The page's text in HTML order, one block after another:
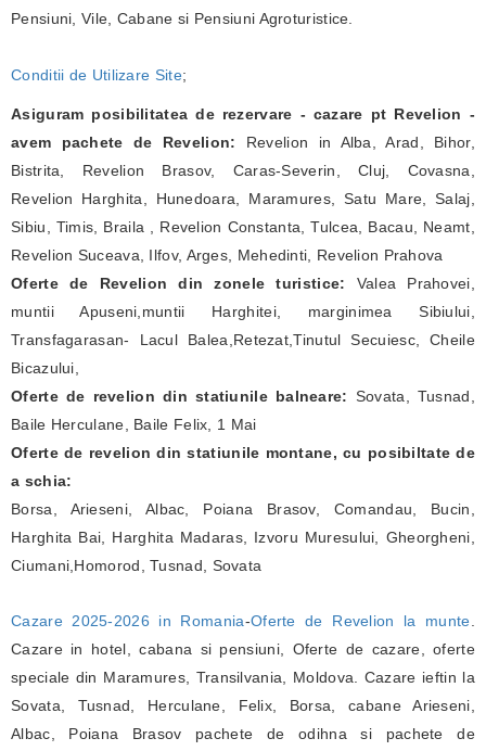
Pensiuni, Vile, Cabane si Pensiuni Agroturistice.
Conditii de Utilizare Site;
Asiguram posibilitatea de rezervare - cazare pt Revelion -
avem pachete de Revelion: Revelion in Alba, Arad, Bihor,
Bistrita, Revelion Brasov, Caras-Severin, Cluj, Covasna,
Revelion Harghita, Hunedoara, Maramures, Satu Mare, Salaj,
Sibiu, Timis, Braila , Revelion Constanta, Tulcea, Bacau, Neamt,
Revelion Suceava, Ilfov, Arges, Mehedinti, Revelion Prahova
Oferte de Revelion din zonele turistice: Valea Prahovei,
muntii Apuseni,muntii Harghitei, marginimea Sibiului,
Transfagarasan- Lacul Balea,Retezat,Tinutul Secuiesc, Cheile
Bicazului,
Oferte de revelion din statiunile balneare: Sovata, Tusnad,
Baile Herculane, Baile Felix, 1 Mai
Oferte de revelion din statiunile montane, cu posibiltate de
a schia:
Borsa, Arieseni, Albac, Poiana Brasov, Comandau, Bucin,
Harghita Bai, Harghita Madaras, Izvoru Muresului, Gheorgheni,
Ciumani,Homorod, Tusnad, Sovata
Cazare 2025-2026 in Romania-Oferte de Revelion la munte
Cazare in hotel, cabana si pensiuni, Oferte de cazare, oferte
speciale din Maramures, Transilvania, Moldova. Cazare ieftin la
Sovata, Tusnad, Herculane, Felix, Borsa, cabane Arieseni,
Albac, Poiana Brasov pachete de odihna si pachete de